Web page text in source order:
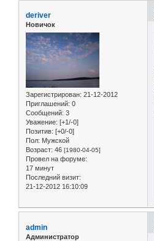
deriver
Новичок
Зарегистрирован: 21-12-2012
Приглашений: 0
Сообщений: 3
Уважение: [+1/-0]
Позитив: [+0/-0]
Пол: Мужской
Возраст: 46 [1980-04-05]
Провел на форуме:
17 минут
Последний визит:
21-12-2012 16:10:09
admin
Администратор